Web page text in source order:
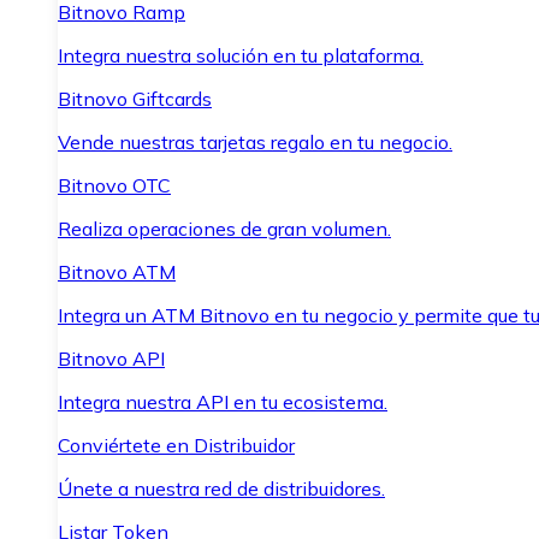
Bitnovo Ramp
Integra nuestra solución en tu plataforma.
Bitnovo Giftcards
Vende nuestras tarjetas regalo en tu negocio.
Bitnovo OTC
Realiza operaciones de gran volumen.
Bitnovo ATM
Integra un ATM Bitnovo en tu negocio y permite que
Bitnovo API
Integra nuestra API en tu ecosistema.
Conviértete en Distribuidor
Únete a nuestra red de distribuidores.
Listar Token